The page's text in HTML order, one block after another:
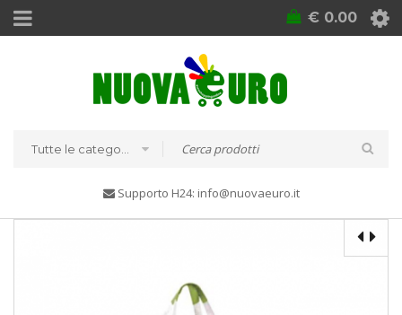
€ 0.00
Supporto H24: info@nuovaeuro.it